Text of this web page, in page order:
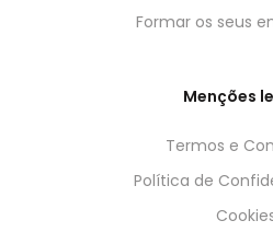
Formar os seus
Menções
Termos e
Política de